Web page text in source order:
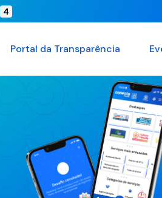
4
Portal da Transparência